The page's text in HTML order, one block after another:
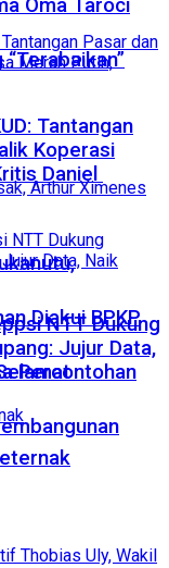
Oma Taroci
Diakui BPKP
Percontohan
Tantangan
Koperasi
Daniel
NTT Dukung
Jujur Data,